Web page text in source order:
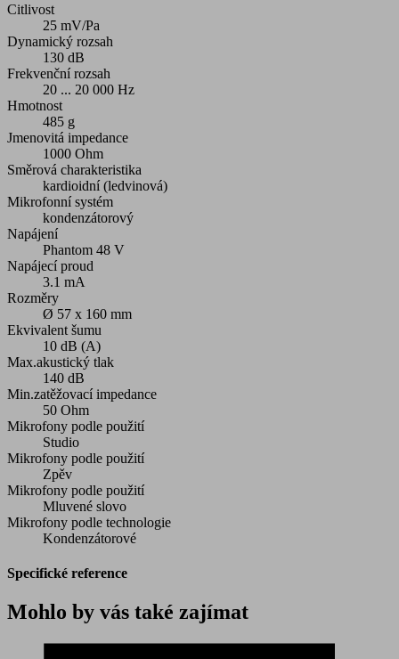
Citlivost
25 mV/Pa
Dynamický rozsah
130 dB
Frekvenční rozsah
20 ... 20 000 Hz
Hmotnost
485 g
Jmenovitá impedance
1000 Ohm
Směrová charakteristika
kardioidní (ledvinová)
Mikrofonní systém
kondenzátorový
Napájení
Phantom 48 V
Napájecí proud
3.1 mA
Rozměry
Ø 57 x 160 mm
Ekvivalent šumu
10 dB (A)
Max.akustický tlak
140 dB
Min.zatěžovací impedance
50 Ohm
Mikrofony podle použití
Studio
Mikrofony podle použití
Zpěv
Mikrofony podle použití
Mluvené slovo
Mikrofony podle technologie
Kondenzátorové
Specifické reference
Mohlo by vás také zajímat